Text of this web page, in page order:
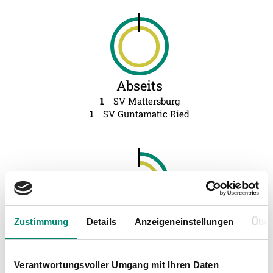
Zustimmung Details Anzeigeneinstellungen
Verantwortungsvoller Umgang mit Ihren Daten
Abseits
1
SV Mattersburg
1
SV Guntamatic Ried
Ballbesitz
53%
SV Mattersburg